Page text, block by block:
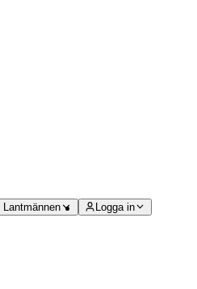
Lantmännen Logga in